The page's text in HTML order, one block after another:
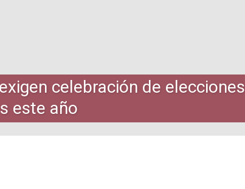
celebración de elecciones
este año